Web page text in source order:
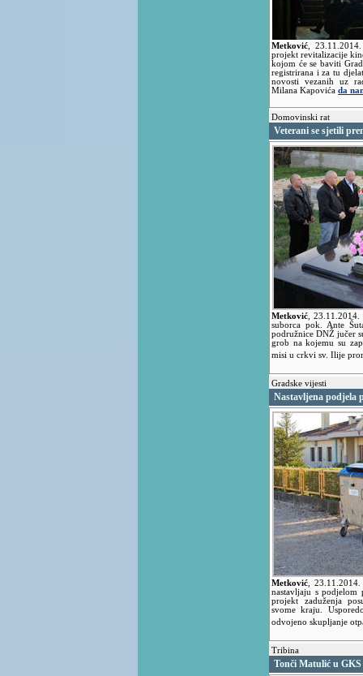
Metković
projekt revitalizacije
kojom će se baviti
registrirana i za tu
novosti vezanih uz
Milana Kapovića da
Domovinski rat
Veterani se sjetili
Metković 23.11.2014.
suborca pok. Ante
podružnice DNŽ jučer
grob na kojemu su
misi u crkvi sv. Ilije
Gradske vijesti
Nastavljena podjela
Metković
nastavljaju s podjelom
projekt zaduženja
svome kraju.
odvojeno skupljanje
Tribina
Tonči Matulić u